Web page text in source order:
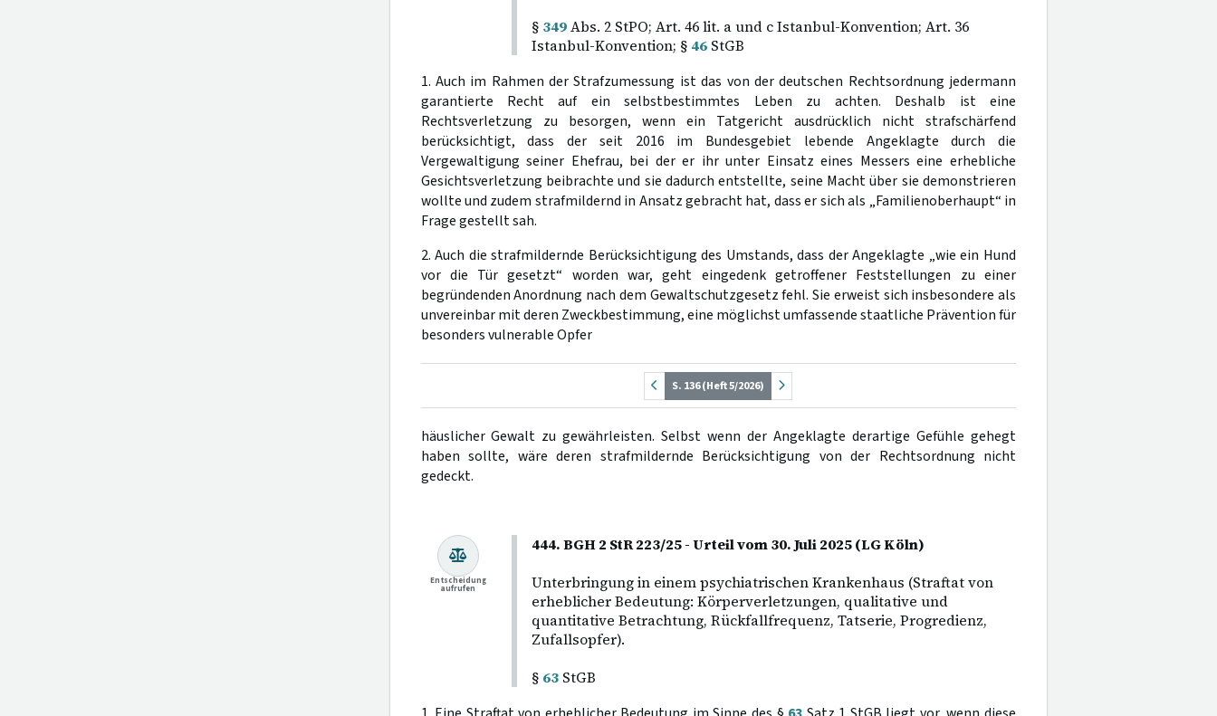
§ 349Abs. 2 StPO; Art. 46 lit. a und c Istanbul-Konvention; Art. 36
Istanbul-Konvention; § 46StGB
1. Auch im Rahmen der Strafzumessung ist das von der deutschen Rechtsordnung jedermann
garantierte Recht auf ein selbstbestimmtes Leben zu achten. Deshalb ist eine
Rechtsverletzung zu besorgen, wenn ein Tatgericht ausdrücklich nicht strafschärfend
berücksichtigt, dass der seit 2016 im Bundesgebiet lebende Angeklagte durch die
Vergewaltigung seiner Ehefrau, bei der er ihr unter Einsatz eines Messers eine erhebliche
Gesichtsverletzung beibrachte und sie dadurch entstellte, seine Macht über sie demonstrieren
wollte und zudem strafmildernd in Ansatz gebracht hat, dass er sich als „Familienoberhaupt“ in
Frage gestellt sah.
2. Auch die strafmildernde Berücksichtigung des Umstands, dass der Angeklagte „wie ein Hund
vor die Tür gesetzt“ worden war, geht eingedenk getroffener Feststellungen zu einer
begründenden Anordnung nach dem Gewaltschutzgesetz fehl. Sie erweist sich insbesondere als
unvereinbar mit deren Zweckbestimmung, eine möglichst umfassende staatliche Prävention für
besonders vulnerable Opfer
S. 136 (Heft 5/2026)
häuslicher Gewalt zu gewährleisten. Selbst wenn der Angeklagte derartige Gefühle gehegt
haben sollte, wäre deren strafmildernde Berücksichtigung von der Rechtsordnung nicht
gedeckt.
444. BGH 2 StR 223/25 - Urteil vom 30. Juli 2025 (LG Köln)
Unterbringung in einem psychiatrischen Krankenhaus (Straftat von
erheblicher Bedeutung: Körperverletzungen, qualitative und
quantitative Betrachtung, Rückfallfrequenz, Tatserie, Progredienz,
Zufallsopfer).
§ 63StGB
Entscheidung
aufrufen